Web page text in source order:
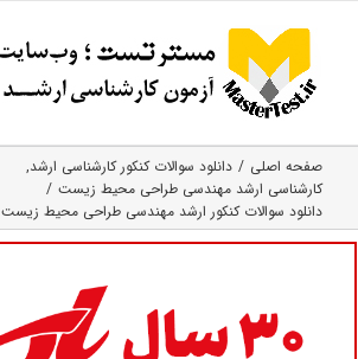
content
صفحه اصلی
دانلود سوالات کنکور کارشناسی ارشد
کارشناسی ارشد مهندسی طراحی محیط زیست
دانلود سوالات کنکور ارشد مهندسی طراحی محیط زیست ۱۴۰۰